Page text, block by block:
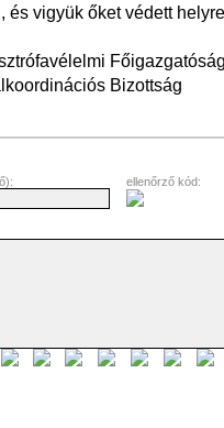
és vigyük őket védett
Főigazgatóság
Bizottság
ellenőrző kód: